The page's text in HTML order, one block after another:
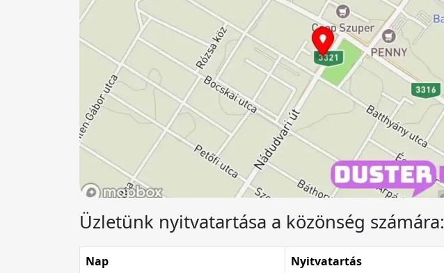
Üzletünk nyitvatartása a közönség számára:
Nap
Nyitvatartás